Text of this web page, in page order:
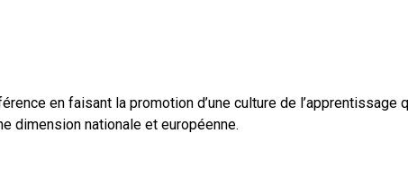
en faisant la promotion d’une culture de
dimension nationale et européenne.